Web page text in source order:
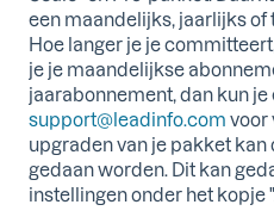
een maandelijks, jaarlijks
Hoe langer je je
je je maandelijkse
jaarabonnement, dan kun
support@leadinfo.com voor
upgraden van je pakket
gedaan worden. Dit kan
instellingen onder het kopje